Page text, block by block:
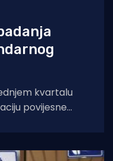
kvartalu
povijesne